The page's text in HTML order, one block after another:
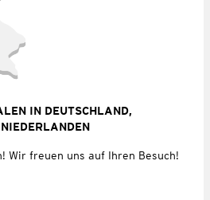
IN DEUTSCHLAND,
Wir freuen uns auf Ihren Besuch!